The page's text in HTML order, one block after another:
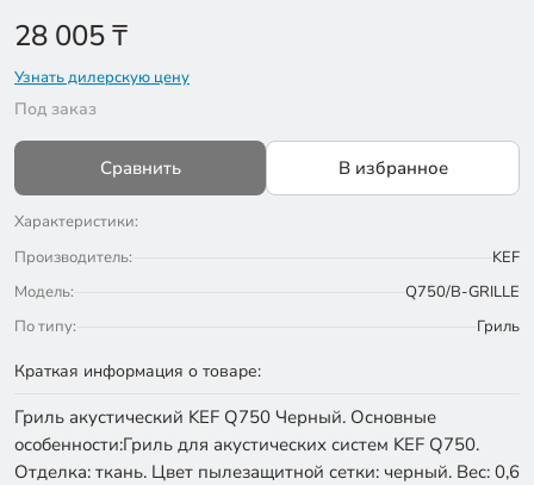
28 005₸
Узнать дилерскую цену
Под заказ
Сравнить В избранное
Характеристики:
Производитель:
KEF
Модель:
Q750/B-GRILLE
По типу:
Гриль
Краткая информация о товаре:
Гриль акустический KEF Q750 Черный. Основные
особенности:Гриль для акустических систем KEF Q750.
Отделка: ткань. Цвет пылезащитной сетки: черный. Вес: 0,6